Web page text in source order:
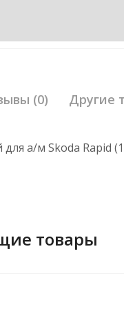
(0) Другие
а/м Skoda Rapid
товары